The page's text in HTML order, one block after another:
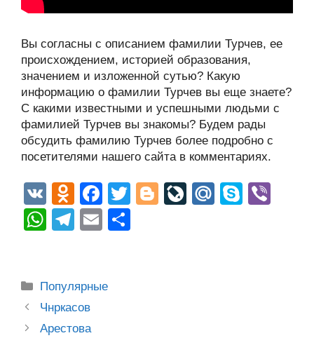
Вы согласны с описанием фамилии Турчев, ее
происхождением, историей образования,
значением и изложенной сутью? Какую
информацию о фамилии Турчев вы еще знаете?
С какими известными и успешными людьми с
фамилией Турчев вы знакомы? Будем рады
обсудить фамилию Турчев более подробно с
посетителями нашего сайта в комментариях.
V
K
O
d
n
kl
a
ss
F
a
c
b
T
Bl
Li
M
S
W
s
A
p
T
gr
a
m
E
Рубрики
Популярные
Post
navigation
Чнркасов
Арестова